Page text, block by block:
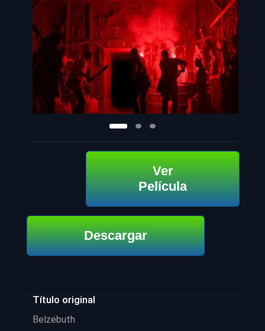
Ver
Película
Descargar
Título original
Belzebuth